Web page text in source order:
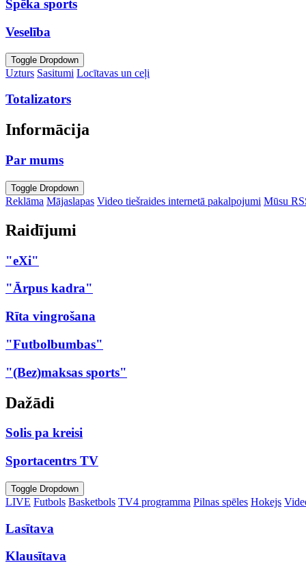
Spēka sports
Veselība
Toggle Dropdown
Uzturs Sasitumi Locītavas un ceļi
Totalizators
Informācija
Par mums
Toggle Dropdown
Reklāma Mājaslapas Video tiešraides internetā pakalpojumi Mūsu
Raidījumi
"eXi"
"Ārpus kadra"
Rīta vingrošana
"Futbolbumbas"
"(Bez)maksas sports"
Dažādi
Solis pa kreisi
Sportacentrs TV
Toggle Dropdown
LIVE Futbols Basketbols TV4 programma Pilnas spēles Hokejs
Lasītava
Klausītava